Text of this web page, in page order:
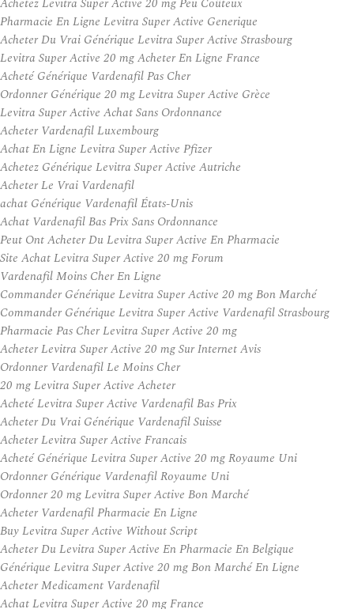
Pharmacie En Ligne Levitra Super Active Generique
Acheter Du Vrai Générique Levitra Super Active Strasbourg
Levitra Super Active 20 mg Acheter En Ligne France
Acheté Générique Vardenafil Pas Cher
Ordonner Générique 20 mg Levitra Super Active Grèce
Levitra Super Active Achat Sans Ordonnance
Acheter Vardenafil Luxembourg
Achat En Ligne Levitra Super Active Pfizer
Achetez Générique Levitra Super Active Autriche
Acheter Le Vrai Vardenafil
achat Générique Vardenafil États-Unis
Achat Vardenafil Bas Prix Sans Ordonnance
Peut Ont Acheter Du Levitra Super Active En Pharmacie
Site Achat Levitra Super Active 20 mg Forum
Vardenafil Moins Cher En Ligne
Commander Générique Levitra Super Active 20 mg Bon Marché
Commander Générique Levitra Super Active Vardenafil Strasbourg
Pharmacie Pas Cher Levitra Super Active 20 mg
Acheter Levitra Super Active 20 mg Sur Internet Avis
Ordonner Vardenafil Le Moins Cher
20 mg Levitra Super Active Acheter
Acheté Levitra Super Active Vardenafil Bas Prix
Acheter Du Vrai Générique Vardenafil Suisse
Acheter Levitra Super Active Francais
Acheté Générique Levitra Super Active 20 mg Royaume Uni
Ordonner Générique Vardenafil Royaume Uni
Ordonner 20 mg Levitra Super Active Bon Marché
Acheter Vardenafil Pharmacie En Ligne
Buy Levitra Super Active Without Script
Acheter Du Levitra Super Active En Pharmacie En Belgique
Générique Levitra Super Active 20 mg Bon Marché En Ligne
Acheter Medicament Vardenafil
Achat Levitra Super Active 20 mg France